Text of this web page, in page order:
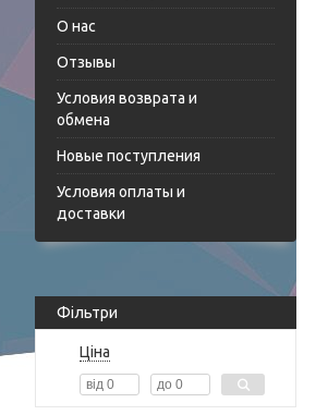
О нас
Отзывы
Условия возврата и
обмена
Новые поступления
Условия оплаты и
доставки
Фільтри
Ціна